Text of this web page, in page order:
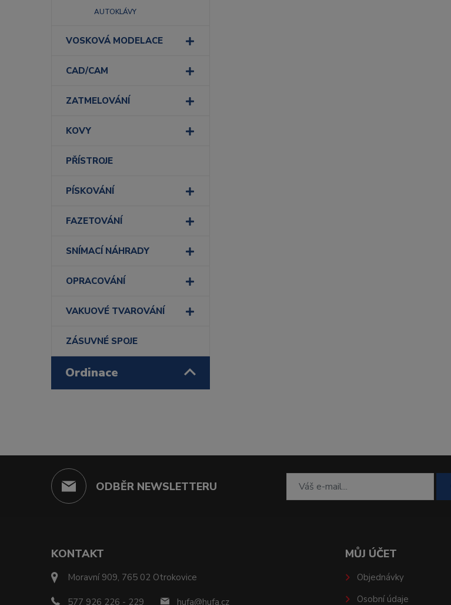
AUTOKLÁVY
VOSKOVÁ MODELACE
CAD/CAM
ZATMELOVÁNÍ
KOVY
PŘÍSTROJE
PÍSKOVÁNÍ
FAZETOVÁNÍ
SNÍMACÍ NÁHRADY
OPRACOVÁNÍ
VAKUOVÉ TVAROVÁNÍ
ZÁSUVNÉ SPOJE
Ordinace
ODBĚR NEWSLETTERU
KONTAKT
Moravní 909, 765 02 Otrokovice
577 926 226 - 229 hufa@hufa.cz
MŮJ ÚČET
Objednávky
Osobní údaje